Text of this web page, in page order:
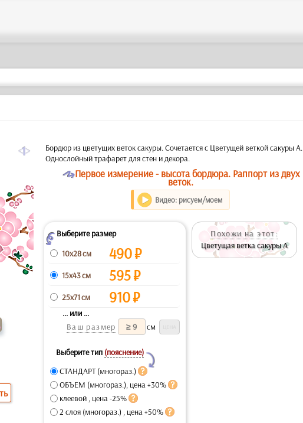
a
Бордюр из цветущих веток сакуры. Сочетается с Цветущей веткой сакуры А.
Однослойный трафарет для стен и декора.
OПервое измерение - высота бордюра. Раппорт из двух
веток.
Видео: рисуем/моем
ZВыберите размер
10x28 см
490₽
15x43 см 595₽
25x71 см 910₽
... или ...
Ваш размер
см
Выберите тип (пояснение)
Y
СТАНДАРТ (многораз.)
ОБЪЕМ (многораз.), цена +30%
клеевой , цена -25%
2 слоя (многораз.) , цена +50%
Похожи на этот:
Цветущая ветка сакуры А